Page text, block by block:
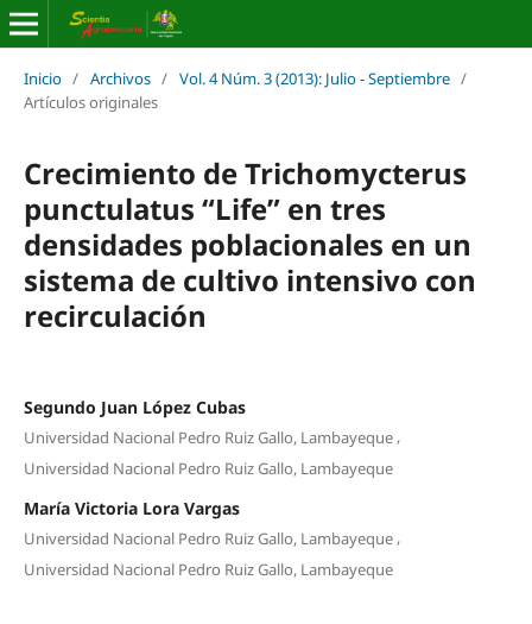
Inicio / Archivos / Vol. 4 Núm. 3 (2013): Julio - Septiembre /
Artículos originales
Crecimiento de Trichomycterus
punctulatus “Life” en tres
densidades poblacionales en un
sistema de cultivo intensivo con
recirculación
Segundo Juan López Cubas
Universidad Nacional Pedro Ruiz Gallo, Lambayeque,
Universidad Nacional Pedro Ruiz Gallo, Lambayeque
María Victoria Lora Vargas
Universidad Nacional Pedro Ruiz Gallo, Lambayeque,
Universidad Nacional Pedro Ruiz Gallo, Lambayeque